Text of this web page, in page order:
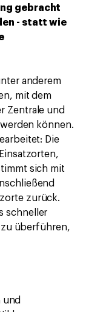
gebracht
- statt wie
anderem
mit dem
Zentrale und
können.
Die
sich mit
zurück.
schneller
überführen,
und